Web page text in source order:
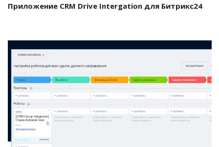
Приложение CRM Drive Intergation для Битрикс24
Смотреть проект